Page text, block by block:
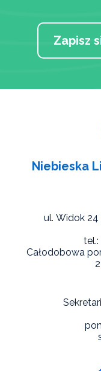
Zapisz
Niebieska
ul. Widok 24
Całodobowa